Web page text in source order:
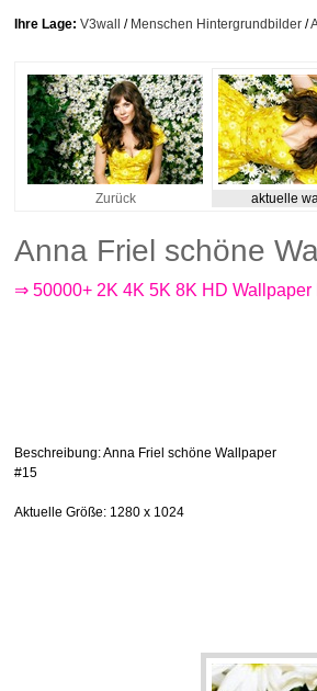
Ihre Lage: V3wall / Menschen Hintergrundbilder /
Zurück aktuelle
Anna Friel schöne
⇒ 50000+ 2K 4K 5K 8K HD
Beschreibung: Anna Friel schöne Wallpaper
#15
Aktuelle Größe: 1280 x 1024